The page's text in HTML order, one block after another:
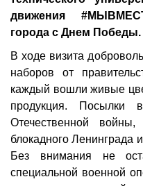
движения
города с Днем Победы.
В ходе визита
наборов от
каждый вошли живые
продукция. Посылки
Отечественной
блокадного Ленинграда
Без внимания не
специальной военной